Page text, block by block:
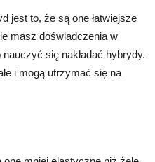
jest to, że są one łatwiejsze
masz doświadczenia w
się nakładać hybrydy.
i mogą utrzymać się na